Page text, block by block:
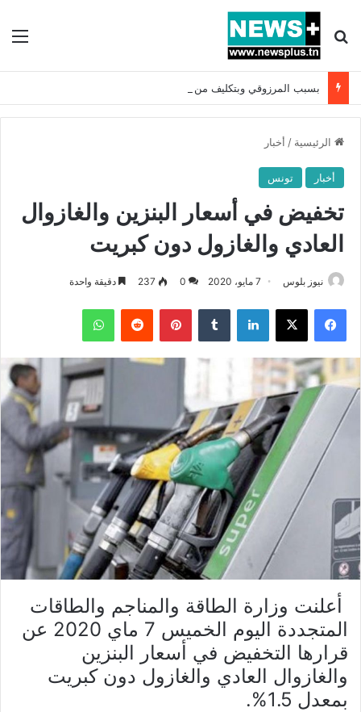
بحث عن
الرئيسية / أخبار
أخبار تونس
تخفيض في أسعار البنزين والغازوال
العادي والغازول دون كبريت
نيوز بلوس 7 مايو، 2020 0
237 دقيقة واحدة
فيسبوك X لينكدإن بينتيريست واتساب
أعلنت وزارة الطاقة والمناجم والطاقات
المتجددة اليوم الخميس 7 ماي 2020 عن
قرارها التخفيض في أسعار البنزين
والغازوال العادي والغازول دون كبريت
بمعدل 1.5%.